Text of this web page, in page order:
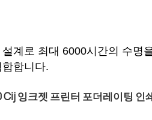
계로 최대 6000시간의 수명
합니다.